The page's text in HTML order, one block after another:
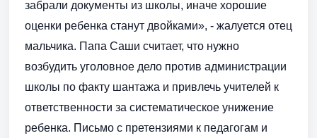
забрали документы из школы, иначе хорошие
оценки ребенка станут двойками», - жалуется отец
мальчика. Папа Саши считает, что нужно
возбудить уголовное дело против администрации
школы по факту шантажа и привлечь учителей к
ответственности за систематическое унижение
ребенка. Письмо с претензиями к педагогам и